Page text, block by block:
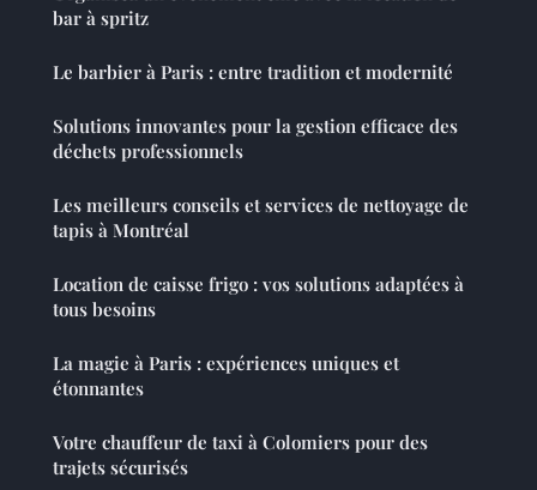
bar à spritz
Le barbier à Paris : entre tradition et modernité
Solutions innovantes pour la gestion efficace des
déchets professionnels
Les meilleurs conseils et services de nettoyage de
tapis à Montréal
Location de caisse frigo : vos solutions adaptées à
tous besoins
La magie à Paris : expériences uniques et
étonnantes
Votre chauffeur de taxi à Colomiers pour des
trajets sécurisés